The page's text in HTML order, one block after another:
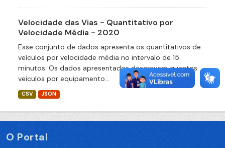
Velocidade das Vias - Quantitativo por
Velocidade Média - 2020
Esse conjunto de dados apresenta os quantitativos de
veículos por velocidade média no intervalo de 15
minutos. Os dados apresentados descrevem quantos
veículos por equipamento...
CSV JSON
O Portal